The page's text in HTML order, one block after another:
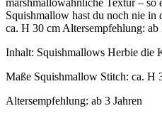
Squishmallow hast du noch nie in
ca. H 30 cm Altersempfehlung: ab
Inhalt: Squishmallows Herbie die
Maße Squishmallow Stitch: ca. H
Altersempfehlung: ab 3 Jahren